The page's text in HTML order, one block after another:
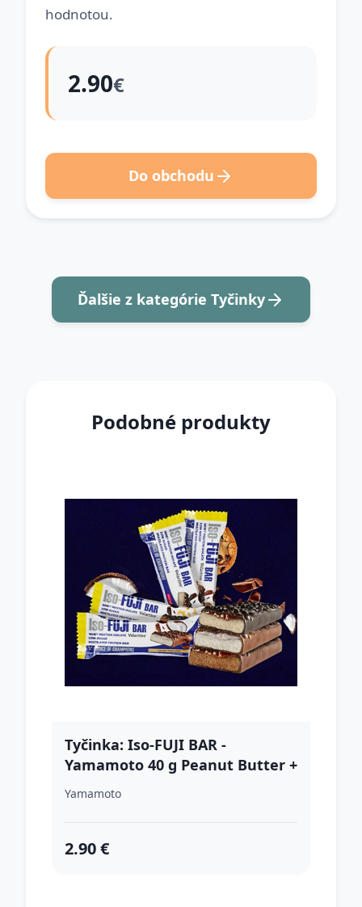
hodnotou.
2.90€
Do obchodu
Ďalšie z kategórie Tyčinky
Podobné produkty
Tyčinka: Iso-FUJI BAR -
Yamamoto 40 g Peanut Butter +
Dark Chocolate Coating
Yamamoto
2.90 €